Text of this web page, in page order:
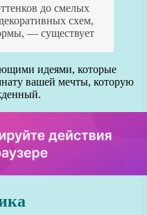
до смелых
схем,
— существует
идеями, которые
вашей мечты, которую